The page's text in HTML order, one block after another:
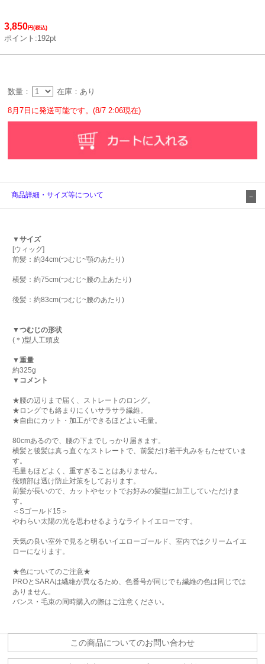
3,850円(税込)
ポイント:192pt
数量： 在庫：あり
8月7日に発送可能です。(8/7 2:06現在)
商品詳細・サイズ等について
▼サイズ
[ウィッグ]
前髪：約34cm(つむじ~顎のあたり)
横髪：約75cm(つむじ~腰の上あたり)
後髪：約83cm(つむじ~腰のあたり)
▼つむじの形状
(＊)型人工頭皮
▼重量
約325g
▼コメント
★腰の辺りまで届く、ストレートのロング。
★ロングでも絡まりにくいサラサラ繊維。
★自由にカット・加工ができるほどよい毛量。
80cmあるので、腰の下までしっかり届きます。
横髪と後髪は真っ直ぐなストレートで、前髪だけ若干丸みをもたせていま
す。
毛量もほどよく、重すぎることはありません。
後頭部は透け防止対策をしております。
前髪が長いので、カットやセットでお好みの髪型に加工していただけま
す。
＜Sゴールド15＞
やわらい太陽の光を思わせるようなライトイエローです。
天気の良い室外で見ると明るいイエローゴールド、室内ではクリームイエ
ローになります。
★色についてのご注意★
PROとSARAは繊維が異なるため、色番号が同じでも繊維の色は同じでは
ありません。
バンス・毛束の同時購入の際はご注意ください。
この商品についてのお問い合わせ